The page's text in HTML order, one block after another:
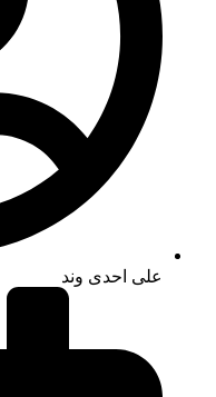
علی احدی وند